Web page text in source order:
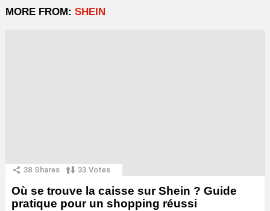
MORE FROM: SHEIN
38 Shares 33 Votes
Où se trouve la caisse sur Shein ? Guide
pratique pour un shopping réussi